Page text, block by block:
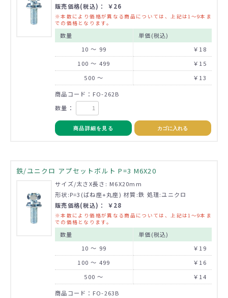
販売価格(税込)： ￥26
※本数により価格が異なる商品については、上記は1～9本ま
での価格となります。
数量
単価(税込)
10 ～ 99
￥18
100 ～ 499
￥15
500 ～
￥13
商品コード：FO-262B
数量：
商品詳細を見る カゴに入れる
鉄/ユニクロ アプセットボルト P=3 M6X20
サイズ/太さX長さ: M6X20mm
形状:P=3(ばね座+丸座) 材質:鉄 処理:ユニクロ
販売価格(税込)： ￥28
※本数により価格が異なる商品については、上記は1～9本ま
での価格となります。
数量
単価(税込)
10 ～ 99
￥19
100 ～ 499
￥16
500 ～
￥14
商品コード：FO-263B